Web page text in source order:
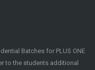
Batches for PLUS ONE
to the students additional